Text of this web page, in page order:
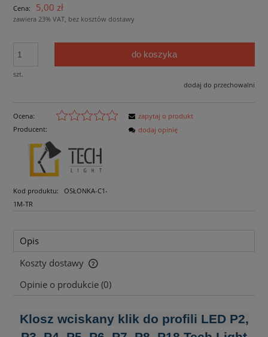
Cena: 5,00 zł
zawiera 23% VAT, bez kosztów dostawy
szt.
do koszyka
dodaj do przechowalni
Ocena:
Producent:
Kod produktu:
OSŁONKA-C1-
1M-TR
zapytaj o produkt
dodaj opinię
Opis
Koszty dostawy
Cena nie zawiera ewentualnych kosztów płatności
Opinie o produkcie (0)
Klosz wciskany klik do profili LED P2,